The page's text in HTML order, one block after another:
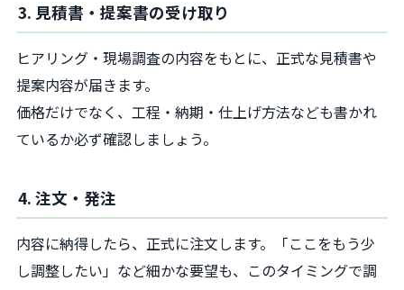
3. 見積書・提案書の受け取り
ヒアリング・現場調査の内容をもとに、正式な見積書や
提案内容が届きます。
価格だけでなく、工程・納期・仕上げ方法なども書かれ
ているか必ず確認しましょう。
4. 注文・発注
内容に納得したら、正式に注文します。「ここをもう少
し調整したい」など細かな要望も、このタイミングで調